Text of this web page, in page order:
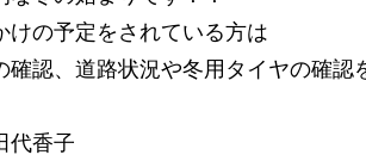
けの予定をされている方は
確認、道路状況や冬用タイヤの確認
香子